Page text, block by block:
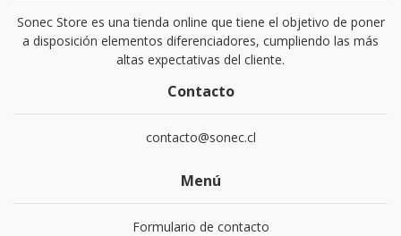
Sonec Store es una tienda online que tiene el objetivo de poner
a disposición elementos diferenciadores, cumpliendo las más
altas expectativas del cliente.
Contacto
contacto@sonec.cl
Menú
Formulario de contacto